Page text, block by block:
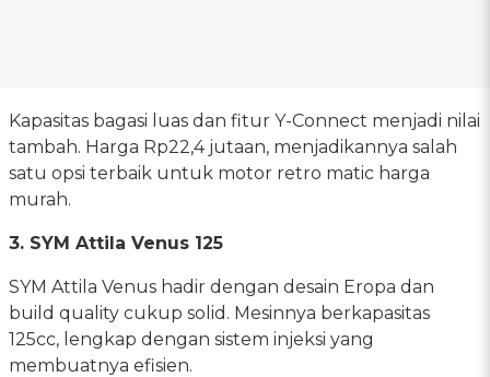
Kapasitas bagasi luas dan fitur Y-Connect menjadi nilai
tambah. Harga Rp22,4 jutaan, menjadikannya salah
satu opsi terbaik untuk motor retro matic harga
murah.
3. SYM Attila Venus 125
SYM Attila Venus hadir dengan desain Eropa dan
build quality cukup solid. Mesinnya berkapasitas
125cc, lengkap dengan sistem injeksi yang
membuatnya efisien.